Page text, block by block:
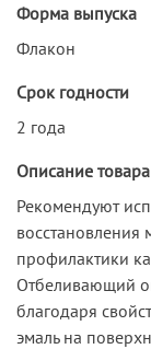
Форма выпуска
Флакон
Срок годности
2 года
Описание товара
Рекомендуют
профилактики
Отбеливающий
благодаря
эмаль на